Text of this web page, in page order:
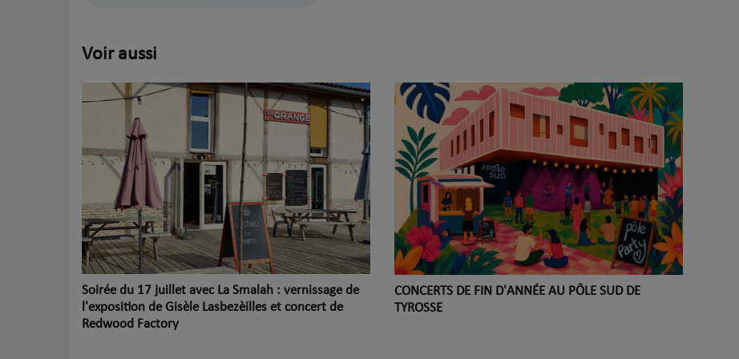
Voir aussi
Soirée du 17 juillet avec La Smalah : vernissage de
l'exposition de Gisèle Lasbezèilles et concert de
Redwood Factory
CONCERTS DE FIN D'ANNÉE AU PÔLE SUD DE
TYROSSE